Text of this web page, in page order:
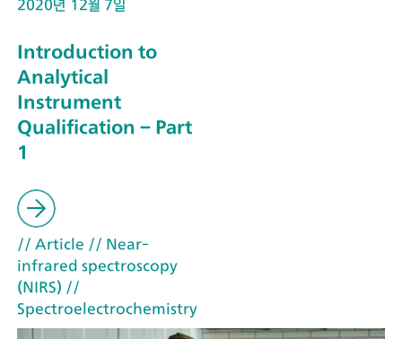
2020년 12월 7일
Introduction to
Analytical
Instrument
Qualification – Part
1
// Article // Near-
infrared spectroscopy
(NIRS) //
Spectroelectrochemistry